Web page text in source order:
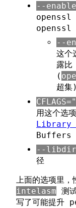
--
openssl
openssl
--
这个
露比
(
超集)
用这个选
Library
Buffers
--
径
上面的选项里，
intelasm 测
写了可能提升